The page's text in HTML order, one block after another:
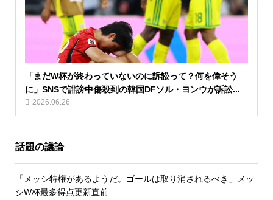
「まだW杯が終わっていないのに訴訟って？何を偉そう
に」SNSで誹謗中傷殺到の韓国DFソル・ヨンウが訴訟...
2026.06.26
話題の議論
「メッシ特権があるようだ。ゴールは取り消されるべき」メッ
シW杯最多得点更新直前...